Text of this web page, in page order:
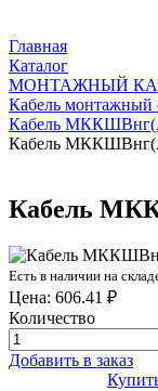
Главная
Каталог
МОНТАЖНЫЙ
Кабель монтажный
Кабель
Кабель
Кабель
Есть в наличии на
Цена: 606.41 ₽
Количество
Добавить в заказ